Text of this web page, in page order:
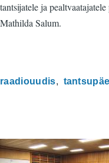
tantsijatele ja
Mathilda Salum.
raadiouudis